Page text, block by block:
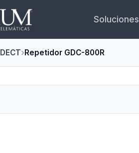
Soluciones
DECT Repetidor GDC-800R